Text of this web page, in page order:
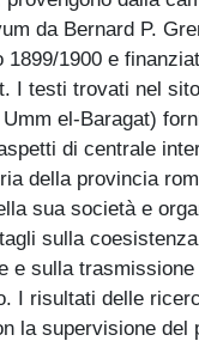
da Bernard P.
1899/1900 e
I testi trovati nel
Umm el-Baragat)
di centrale
della provincia
sua società e
sulla
e sulla
I risultati delle
la supervisione del